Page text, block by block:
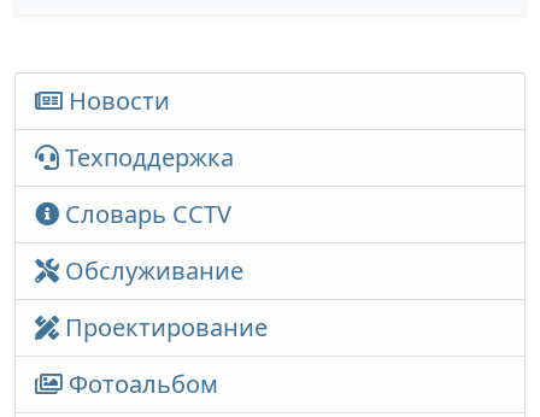
Новости
Техподдержка
Словарь CCTV
Обслуживание
Проектирование
Фотоальбом